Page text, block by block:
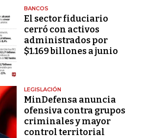
BANCOS
El sector fiduciario
cerró con activos
administrados por
$1.169 billones a junio
LEGISLACIÓN
MinDefensa anuncia
ofensiva contra grupos
criminales y mayor
control territorial